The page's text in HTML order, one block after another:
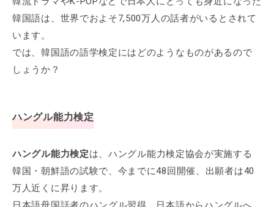
韓国語は、世界でおよそ7,500万人の話者がいるとされて
います。
では、韓国語の語学検定にはどのようなものがあるので
しょうか？
ハングル能力検定
ハングル能力検定は、ハングル能力検定協会が実施する
韓国・朝鮮語の試験で、今までに48回開催、出願者は40
万人近くに昇ります。